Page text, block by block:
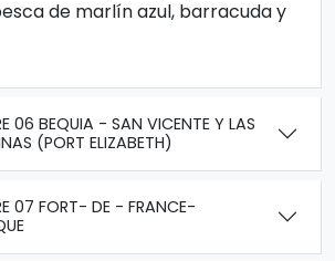
de marlín azul, barracuda y
06 BEQUIA - SAN VICENTE Y LAS
(PORT ELIZABETH)
07 FORT- DE - FRANCE-